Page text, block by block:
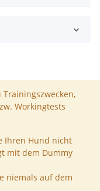
Workingtests
Ihren Hund nicht
mit dem Dummy
niemals auf dem